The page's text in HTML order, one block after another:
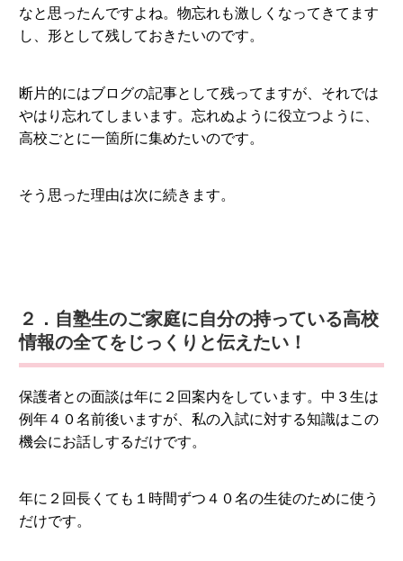
なと思ったんですよね。物忘れも激しくなってきてます
し、形として残しておきたいのです。
断片的にはブログの記事として残ってますが、それでは
やはり忘れてしまいます。忘れぬように役立つように、
高校ごとに一箇所に集めたいのです。
そう思った理由は次に続きます。
２．自塾生のご家庭に自分の持っている高校
情報の全てをじっくりと伝えたい！
保護者との面談は年に２回案内をしています。中３生は
例年４０名前後いますが、私の入試に対する知識はこの
機会にお話しするだけです。
年に２回長くても１時間ずつ４０名の生徒のために使う
だけです。